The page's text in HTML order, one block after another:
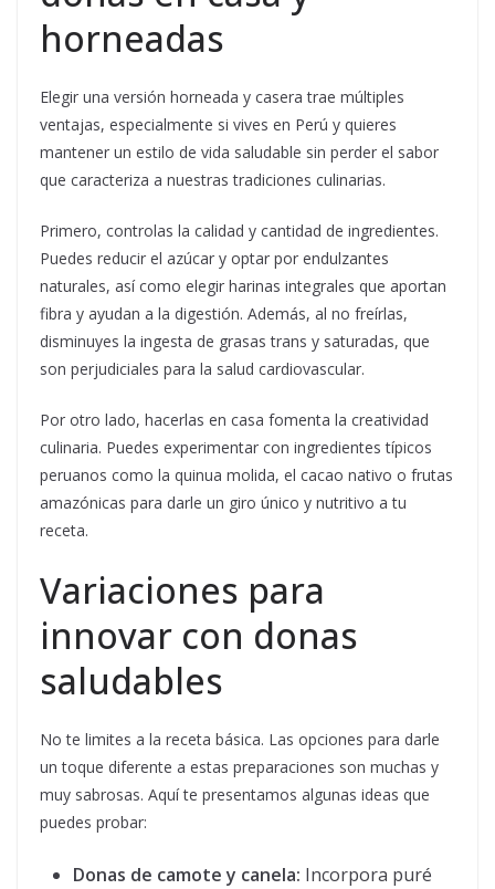
horneadas
Elegir una versión horneada y casera trae múltiples
ventajas, especialmente si vives en Perú y quieres
mantener un estilo de vida saludable sin perder el sabor
que caracteriza a nuestras tradiciones culinarias.
Primero, controlas la calidad y cantidad de ingredientes.
Puedes reducir el azúcar y optar por endulzantes
naturales, así como elegir harinas integrales que aportan
fibra y ayudan a la digestión. Además, al no freírlas,
disminuyes la ingesta de grasas trans y saturadas, que
son perjudiciales para la salud cardiovascular.
Por otro lado, hacerlas en casa fomenta la creatividad
culinaria. Puedes experimentar con ingredientes típicos
peruanos como la quinua molida, el cacao nativo o frutas
amazónicas para darle un giro único y nutritivo a tu
receta.
Variaciones para
innovar con donas
saludables
No te limites a la receta básica. Las opciones para darle
un toque diferente a estas preparaciones son muchas y
muy sabrosas. Aquí te presentamos algunas ideas que
puedes probar:
Donas de camote y canela: Incorpora puré